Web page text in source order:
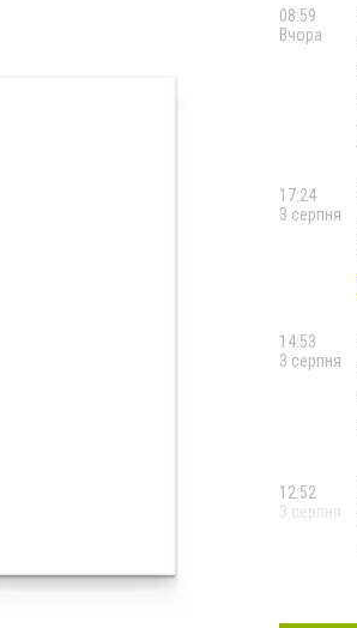
08:59
Вчора
17:24
3 серпня
14:53
3 серпня
12:52
3 серпня